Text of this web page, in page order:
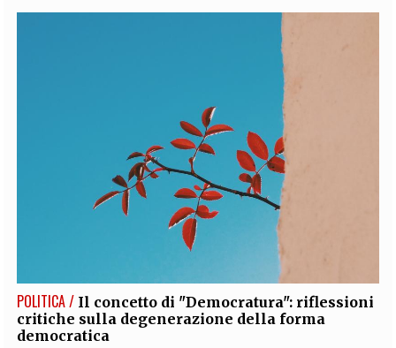
POLITICA / Il concetto di "Democratura": riflessioni
critiche sulla degenerazione della forma
democratica